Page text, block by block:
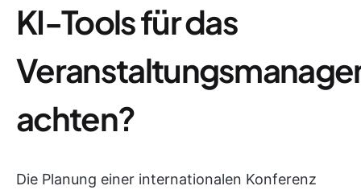
KI-Tools für das
achten?
Die Planung einer internationalen Konferenz